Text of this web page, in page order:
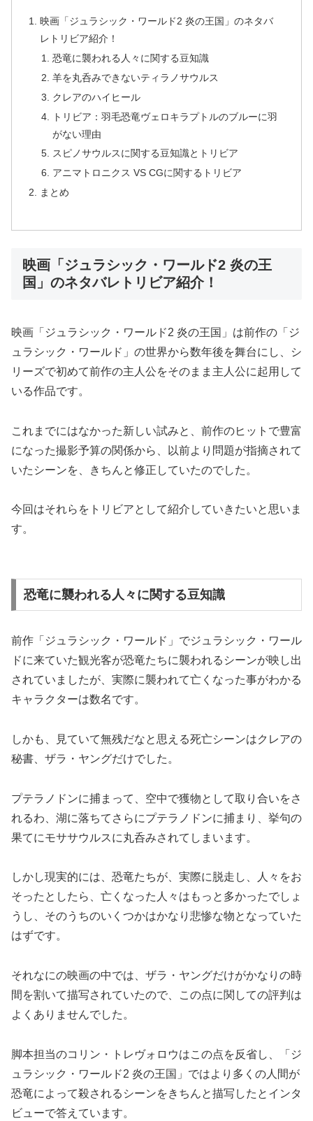
映画「ジュラシック・ワールド2 炎の王国」のネタバ
レトリビア紹介！
恐竜に襲われる人々に関する豆知識
羊を丸呑みできないティラノサウルス
クレアのハイヒール
トリビア：羽毛恐竜ヴェロキラプトルのブルーに羽
がない理由
スピノサウルスに関する豆知識とトリビア
アニマトロニクス VS CGに関するトリビア
まとめ
映画「ジュラシック・ワールド2 炎の王
国」のネタバレトリビア紹介！
映画「ジュラシック・ワールド2 炎の王国」は前作の「ジ
ュラシック・ワールド」の世界から数年後を舞台にし、シ
リーズで初めて前作の主人公をそのまま主人公に起用して
いる作品です。
これまでにはなかった新しい試みと、前作のヒットで豊富
になった撮影予算の関係から、以前より問題が指摘されて
いたシーンを、きちんと修正していたのでした。
今回はそれらをトリビアとして紹介していきたいと思いま
す。
恐竜に襲われる人々に関する豆知識
前作「ジュラシック・ワールド」でジュラシック・ワール
ドに来ていた観光客が恐竜たちに襲われるシーンが映し出
されていましたが、実際に襲われて亡くなった事がわかる
キャラクターは数名です。
しかも、見ていて無残だなと思える死亡シーンはクレアの
秘書、ザラ・ヤングだけでした。
プテラノドンに捕まって、空中で獲物として取り合いをさ
れるわ、湖に落ちてさらにプテラノドンに捕まり、挙句の
果てにモササウルスに丸呑みされてしまいます。
しかし現実的には、恐竜たちが、実際に脱走し、人々をお
そったとしたら、亡くなった人々はもっと多かったでしょ
うし、そのうちのいくつかはかなり悲惨な物となっていた
はずです。
それなにの映画の中では、ザラ・ヤングだけがかなりの時
間を割いて描写されていたので、この点に関しての評判は
よくありませんでした。
脚本担当のコリン・トレヴォロウはこの点を反省し、「ジ
ュラシック・ワールド2 炎の王国」ではより多くの人間が
恐竜によって殺されるシーンをきちんと描写したとインタ
ビューで答えています。